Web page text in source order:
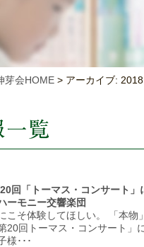
芽会HOME > アーカイブ: 2018
回「トーマス・コンサート」
ーモニー交響楽団
こそ体験してほしい。 「本
20回トーマス・コンサート
様･･･